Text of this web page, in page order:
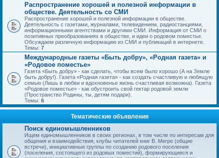
Распространение хорошей и полезной информации в
обществе. Деятельность со СМИ
Распространение хорошей и полезной информации в обществе.
Деятельность с газетами, журналами, телевидением, радиостанциями,
информационными агентствами и другими СМИ. Информация от СМИ о
позитивных преобразованиях в обществе, и идеи о родовом поместье.
Обсуждаем различную информацию из СМИ и публикаций в интернете.
Темы: 7
Международные газеты «Быть добру», «Родная газета» и
«Родовое поместье»
Газета «Быть добру» - как сделать, чтобы всем было хорошо (А на Земле
быть добру!). Газета «Родная газета» - как создать счастливую и любящую
семью (Лишь в любви и вдохновенье жизнь счастливая возможна). Газета
«Родовое поместье» - как обустроить свой гектар родовой земли
(Пространство Родины, ты, детям подари).
Темы: 6
Тематические объявления
Поиск единомышленников
Ищем единомышленников в своих регионах, в том числе по интересам для
общения и взаимодействия, клубы читателей книг В. Мегре (общие
встречи), инициативные группы по созданию родового поселения
(поселения, состоящего из родовых поместий), формирующиеся и